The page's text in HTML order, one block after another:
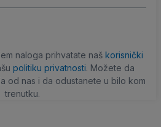
naloga prihvatate naš korisnički
politiku privatnosti. Možete da
od nas i da odustanete u bilo kom
trenutku.